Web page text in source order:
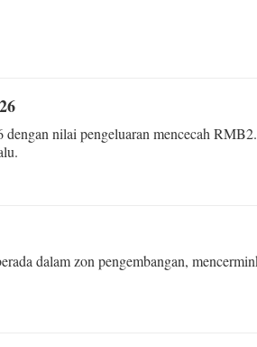
nilai pengeluaran mencecah
dalam zon pengembangan,